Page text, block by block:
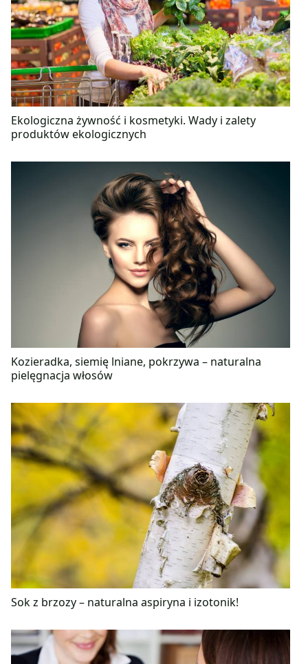
Ekologiczna żywność i kosmetyki. Wady i zalety
produktów ekologicznych
Kozieradka, siemię lniane, pokrzywa – naturalna
pielęgnacja włosów
Sok z brzozy – naturalna aspiryna i izotonik!